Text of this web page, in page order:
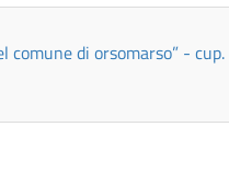
comune di orsomarso” -